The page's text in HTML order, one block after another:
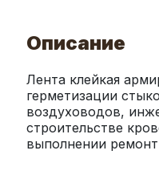
Описание
Лента клейкая
герметизации
воздуховодов,
строительстве
выполнении